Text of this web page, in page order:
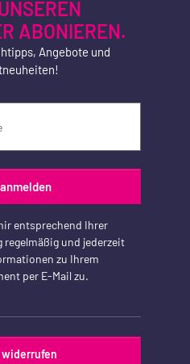
ABONIEREN.
Angebote und
entsprechend Ihrer
regelmäßig und jederzeit
zu Ihrem
per E-Mail zu.